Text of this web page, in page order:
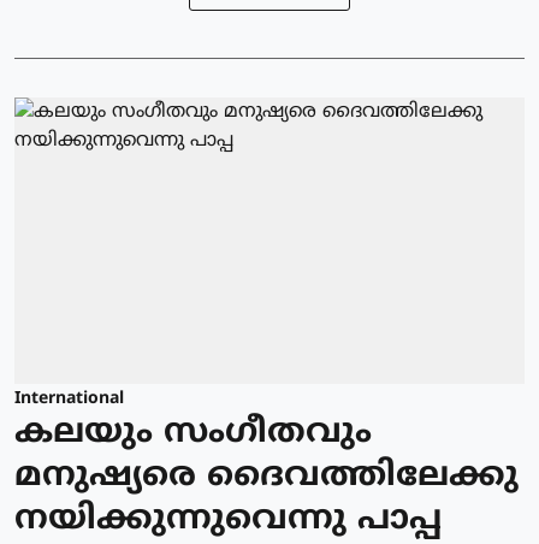
International
കലയും സംഗീതവും
മനുഷ്യരെ ദൈവത്തിലേക്കു
നയിക്കുന്നുവെന്നു പാപ്പ